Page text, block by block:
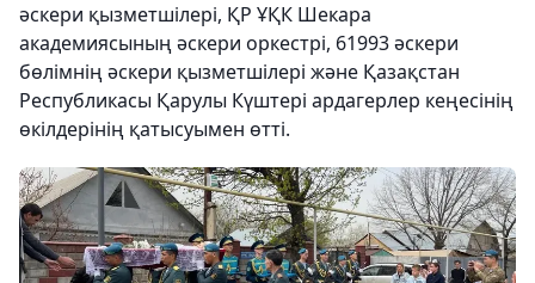
әскери қызметшілері, ҚР ҰҚК Шекара
академиясының әскери оркестрі, 61993 әскери
бөлімнің әскери қызметшілері және Қазақстан
Республикасы Қарулы Күштері ардагерлер кеңесінің
өкілдерінің қатысуымен өтті.